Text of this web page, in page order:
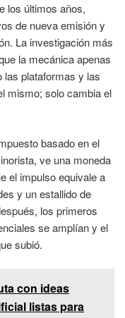
los últimos años,
de nueva emisión y
La investigación más
la mecánica apenas
las plataformas y las
mismo; solo cambia el
basado en el
ve una moneda
el impulso equivale a
y un estallido de
los primeros
se amplían y el
subió.
con ideas
listas para